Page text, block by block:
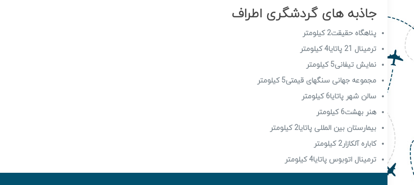
جاذبه های گردشگری اطراف
پناهگاه حقیقت2 کیلومتر
ترمینال 21 پاتایا4 کیلومتر
نمایش تیفانی5 کیلومتر
مجموعه جهانی سنگهای قیمتی5 کیلومتر
سالن شهر پاتایا6 کیلومتر
هنر بهشت6 کیلومتر
بیمارستان بین المللی پاتایا2 کیلومتر
کاباره آلکازار2 کیلومتر
ترمینال اتوبوس پاتایا4 کیلومتر